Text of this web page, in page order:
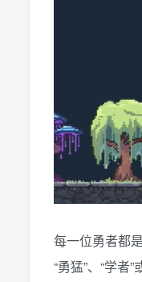
每一位勇者都
“勇猛”、“学者